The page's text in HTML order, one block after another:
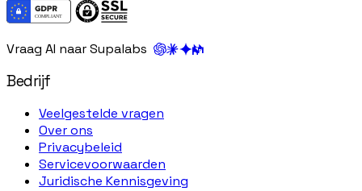
Vraag AI naar Supalabs
Bedrijf
Veelgestelde vragen
Over ons
Privacybeleid
Servicevoorwaarden
Juridische Kennisgeving